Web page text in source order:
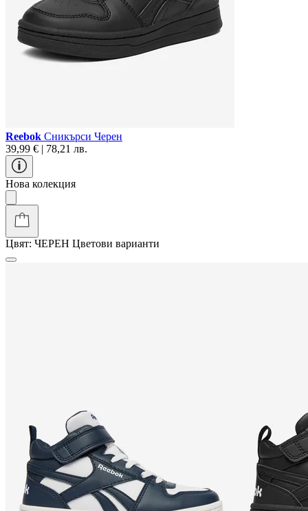
Reebok Сникърси Черен
39,99 € | 78,21 лв.
Нова колекция
Цвят: ЧЕРЕН Цветови варианти